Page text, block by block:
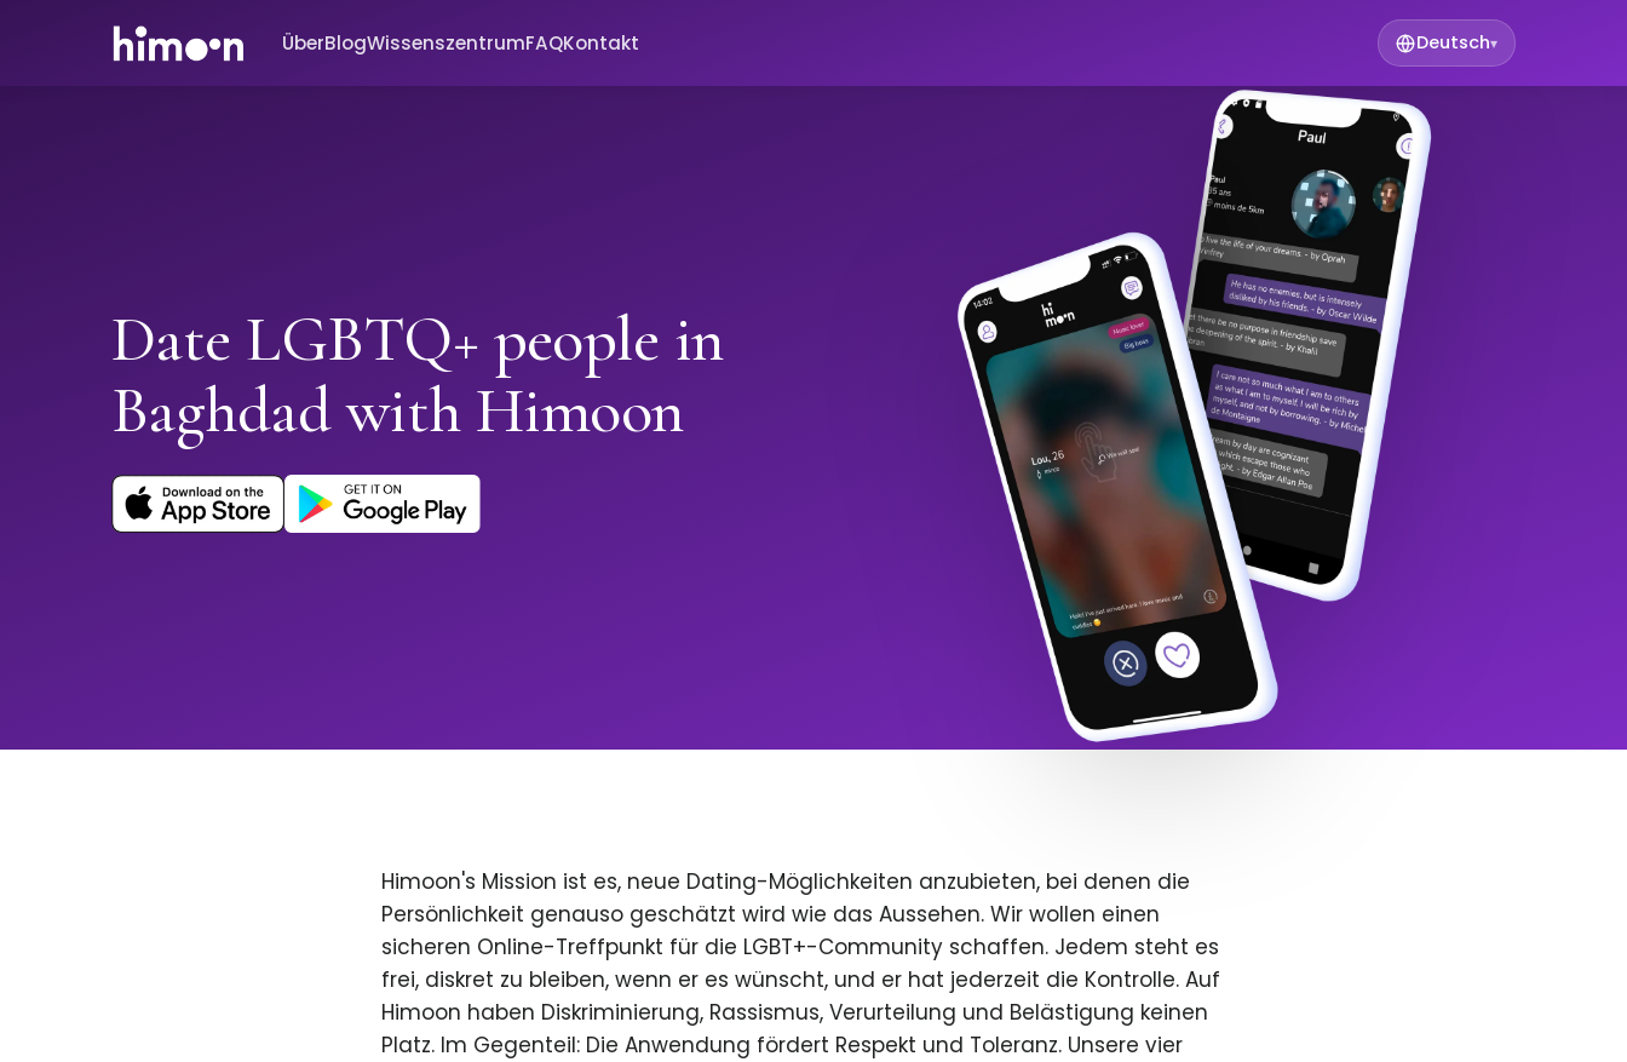
ÜberBlogWissenszentrumFAQKontakt Deutsch▾
Date LGBTQ+ people in
Baghdad with Himoon
Himoon's Mission ist es, neue Dating-Möglichkeiten anzubieten, bei denen die
Persönlichkeit genauso geschätzt wird wie das Aussehen. Wir wollen einen
sicheren Online-Treffpunkt für die LGBT+-Community schaffen. Jedem steht es
frei, diskret zu bleiben, wenn er es wünscht, und er hat jederzeit die Kontrolle. Auf
Himoon haben Diskriminierung, Rassismus, Verurteilung und Belästigung keinen
Platz. Im Gegenteil: Die Anwendung fördert Respekt und Toleranz. Unsere vier